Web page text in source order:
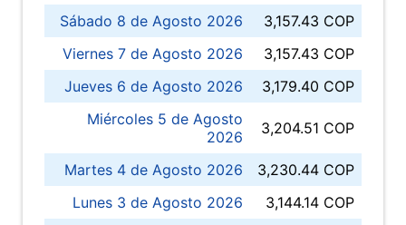
Sábado 8 de Agosto 2026
3,157.43 COP
Viernes 7 de Agosto 2026
3,157.43 COP
Jueves 6 de Agosto 2026
3,179.40 COP
Miércoles 5 de Agosto
2026
3,204.51 COP
Martes 4 de Agosto 2026
3,230.44 COP
Lunes 3 de Agosto 2026
3,144.14 COP